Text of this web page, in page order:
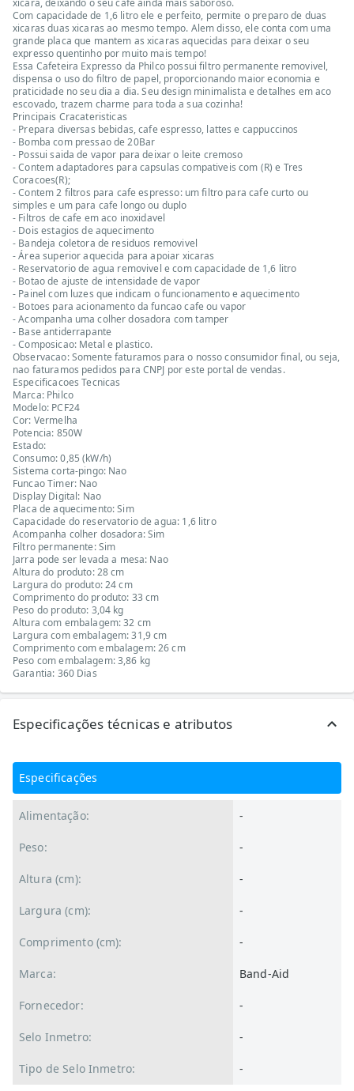
xicara, deixando o seu cafe ainda mais saboroso.
Com capacidade de 1,6 litro ele e perfeito, permite o preparo de duas
xicaras duas xicaras ao mesmo tempo. Alem disso, ele conta com uma
grande placa que mantem as xicaras aquecidas para deixar o seu
expresso quentinho por muito mais tempo!
Essa Cafeteira Expresso da Philco possui filtro permanente removivel,
dispensa o uso do filtro de papel, proporcionando maior economia e
praticidade no seu dia a dia. Seu design minimalista e detalhes em aco
escovado, trazem charme para toda a sua cozinha!
Principais Cracateristicas
- Prepara diversas bebidas, cafe espresso, lattes e cappuccinos
- Bomba com pressao de 20Bar
- Possui saida de vapor para deixar o leite cremoso
- Contem adaptadores para capsulas compativeis com (R) e Tres
Coracoes(R);
- Contem 2 filtros para cafe espresso: um filtro para cafe curto ou
simples e um para cafe longo ou duplo
- Filtros de cafe em aco inoxidavel
- Dois estagios de aquecimento
- Bandeja coletora de residuos removivel
- Área superior aquecida para apoiar xicaras
- Reservatorio de agua removivel e com capacidade de 1,6 litro
- Botao de ajuste de intensidade de vapor
- Painel com luzes que indicam o funcionamento e aquecimento
- Botoes para acionamento da funcao cafe ou vapor
- Acompanha uma colher dosadora com tamper
- Base antiderrapante
- Composicao: Metal e plastico.
Observacao: Somente faturamos para o nosso consumidor final, ou seja,
nao faturamos pedidos para CNPJ por este portal de vendas.
Especificacoes Tecnicas
Marca: Philco
Modelo: PCF24
Cor: Vermelha
Potencia: 850W
Estado:
Consumo: 0,85 (kW/h)
Sistema corta-pingo: Nao
Funcao Timer: Nao
Display Digital: Nao
Placa de aquecimento: Sim
Capacidade do reservatorio de agua: 1,6 litro
Acompanha colher dosadora: Sim
Filtro permanente: Sim
Jarra pode ser levada a mesa: Nao
Altura do produto: 28 cm
Largura do produto: 24 cm
Comprimento do produto: 33 cm
Peso do produto: 3,04 kg
Altura com embalagem: 32 cm
Largura com embalagem: 31,9 cm
Comprimento com embalagem: 26 cm
Peso com embalagem: 3,86 kg
Garantia: 360 Dias
Especificações técnicas e atributos
Especificações
Alimentação: -
Peso: -
Altura (cm): -
Largura (cm): -
Comprimento (cm): -
Marca: Band-Aid
Fornecedor: -
Selo Inmetro: -
Tipo de Selo Inmetro: -